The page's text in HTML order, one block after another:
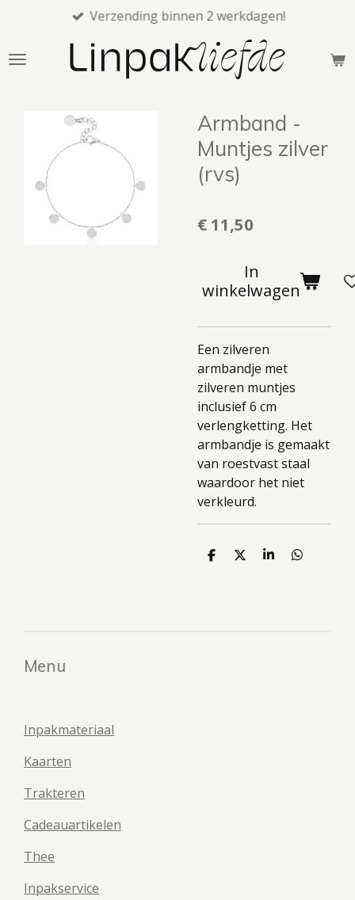
naar
Verzending binnen 2 werkdagen!
Armband -
Muntjes zilver
(rvs)
€ 11,50
In
winkelwagen
Een zilveren
armbandje met
zilveren muntjes
inclusief 6 cm
verlengketting. Het
armbandje is gemaakt
van roestvast staal
waardoor het niet
verkleurd.
D
D
S
D
Menu
Inpakmateriaal
Kaarten
Trakteren
Cadeauartikelen
Thee
Inpakservice